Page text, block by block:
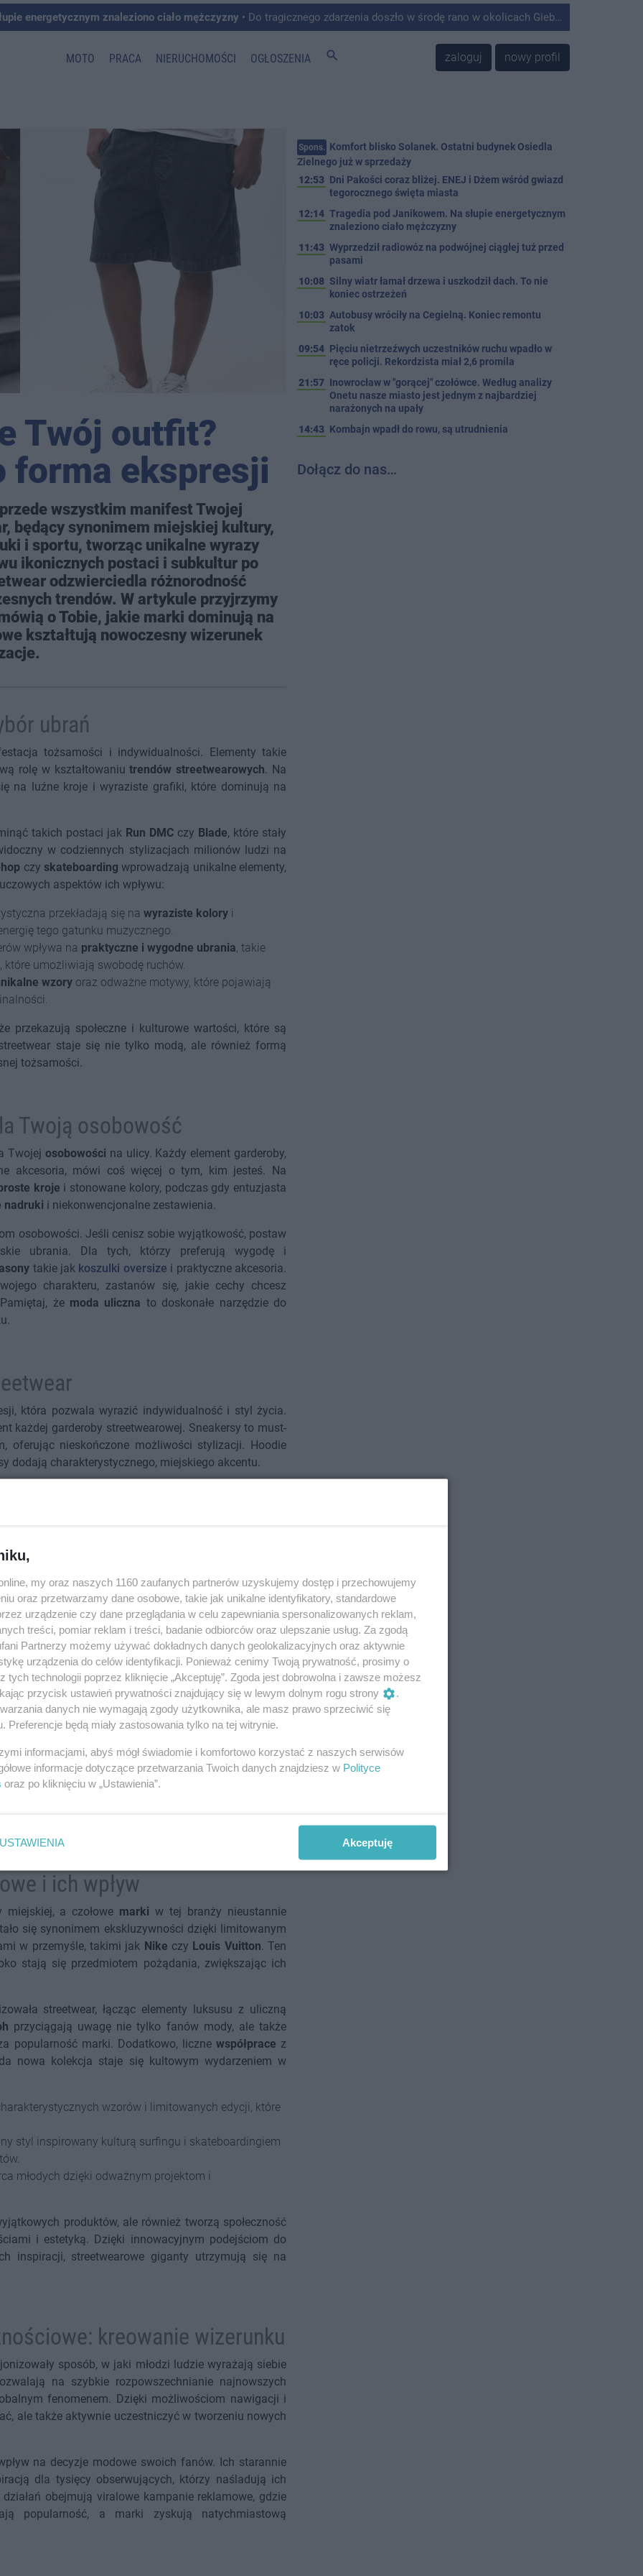
energetycznym znaleziono ciało mężczyzny • Do tragicznego zdarzenia doszło w środę rano w okolicach Giebni koło Janikowa. Wówczas na słupie energetycznym odnaleziono ciało mężczyzny.
MOTO PRACA NIERUCHOMOŚCI OGŁOSZENIA search zaloguj nowy profil
Twój outfit?
forma ekspresji
wszystkim manifest Twojej
będący synonimem miejskiej kultury,
i sportu, tworząc unikalne wyrazy
ikonicznych postaci i subkultur po
odzwierciedla różnorodność
trendów. W artykule przyjrzymy
o Tobie, jakie marki dominują na
kształtują nowoczesny wizerunek
ubrań
tożsamości i indywidualności. Elementy takie
rolę w kształtowaniutrendów streetwearowych. Na
na luźne kroje i wyraziste grafiki, które dominują na
takich postaci jak Run DMC czy Blade, które stały
w codziennych stylizacjach milionów ludzi na
czy skateboarding wprowadzają unikalne elementy,
aspektów ich wpływu:
przekładają się na wyraziste kolory i
tego gatunku muzycznego.
wpływa na praktyczne i wygodne ubrania, takie
, które umożliwiają swobodę ruchów.
wzory oraz odważne motywy, które pojawiają
przekazują społeczne i kulturowe wartości, które są
staje się nie tylko modą, ale również formą
tożsamości.
Twoją osobowość
Twojejosobowości na ulicy. Każdy element garderoby,
akcesoria, mówi coś więcej o tym, kim jesteś. Na
kroje i stonowane kolory, podczas gdy entuzjasta
nadruki i niekonwencjonalne zestawienia.
osobowości. Jeśli cenisz sobie wyjątkowość, postaw
ubrania. Dla tych, którzy preferują wygodę i
takie jak koszulki oversize i praktyczne akcesoria.
charakteru, zastanów się, jakie cechy chcesz
że moda uliczna to doskonałe narzędzie do
która pozwala wyrazić indywidualność i styl życia.
każdej garderoby streetwearowej. Sneakersy to must-
oferując nieskończone możliwości stylizacji. Hoodie
dodają charakterystycznego, miejskiego akcentu.
w detale i umiejętne łączenie poszczególnych
w białym kolorze świetnie komponują się z szarym
Alternatywnie, odważne wzory na sneakersach
i klasyczną capsę, tworząc wyrazisty, ale
Przykład
obuwie, często
Nike Air Jordan, Adidas Superstar
z kapturem,
Champion Hoodie, Supreme
Graphic Hoodie
głowy, często z
wzorem
New Era 9FORTY, Vans Snapback
streetwearowej stylizacji. Torby na ramię, biżuteria czy
wygląd, dodając mu unikalnego charakteru.
co pozwala na stworzenie autentycznego i
i ich wpływ
a czołowe marki w tej branży nieustannie
się synonimem ekskluzywności dzięki limitowanym
w przemyśle, takimi jak Nike czy Louis Vuitton. Ten
stają się przedmiotem pożądania, zwiększając ich
streetwear, łącząc elementy luksusu z uliczną
przyciągają uwagę nie tylko fanów mody, ale także
popularność marki. Dodatkowo, liczne współprace z
nowa kolekcja staje się kultowym wydarzeniem w
wzorów i limitowanych edycji, które
styl inspirowany kulturą surfingu i skateboardingiem
młodych dzięki odważnym projektom i
produktów, ale również tworzą społeczność
i estetyką. Dzięki innowacyjnym podejściom do
inspiracji, streetwearowe giganty utrzymują się na
kreowanie wizerunku
sposób, w jaki młodzi ludzie wyrażają siebie
na szybkie rozpowszechnianie najnowszych
fenomenem. Dzięki możliwościom nawigacji i
ale także aktywnie uczestniczyć w tworzeniu nowych
na decyzje modowe swoich fanów. Ich starannie
dla tysięcy obserwujących, którzy naśladują ich
obejmują viralowe kampanie reklamowe, gdzie
popularność, a marki zyskują natychmiastową
Spons. Komfort blisko Solanek. Ostatni budynek Osiedla
Zielnego już w sprzedaży
12:53 Dni Pakości coraz bliżej. ENEJ i Dżem wśród gwiazd
tegorocznego święta miasta
12:14 Tragedia pod Janikowem. Na słupie energetycznym
znaleziono ciało mężczyzny
11:43 Wyprzedził radiowóz na podwójnej ciągłej tuż przed
pasami
10:08 Silny wiatr łamał drzewa i uszkodził dach. To nie
koniec ostrzeżeń
10:03 Autobusy wróciły na Cegielną. Koniec remontu
zatok
09:54 Pięciu nietrzeźwych uczestników ruchu wpadło w
ręce policji. Rekordzista miał 2,6 promila
21:57 Inowrocław w "gorącej" czołówce. Według analizy
Onetu nasze miasto jest jednym z najbardziej
narażonych na upały
14:43 Kombajn wpadł do rowu, są utrudnienia
Dołącz do nas…
my oraz naszych 1160 zaufanych partnerów uzyskujemy dostęp i przechowujemy
oraz przetwarzamy dane osobowe, takie jak unikalne identyfikatory, standardowe
urządzenie czy dane przeglądania w celu zapewniania spersonalizowanych reklam,
treści, pomiar reklam i treści, badanie odbiorców oraz ulepszanie usług. Za zgodą
Partnerzy możemy używać dokładnych danych geolokalizacyjnych oraz aktywnie
urządzenia do celów identyfikacji. Ponieważ cenimy Twoją prywatność, prosimy o
tych technologii poprzez kliknięcie „Akceptuję”. Zgoda jest dobrowolna i zawsze możesz
przycisk ustawień prywatności znajdujący się w lewym dolnym rogu strony
.
danych nie wymagają zgody użytkownika, ale masz prawo sprzeciwić się
Preferencje będą miały zastosowania tylko na tej witrynie.
informacjami, abyś mógł świadomie i komfortowo korzystać z naszych serwisów
informacje dotyczące przetwarzania Twoich danych znajdziesz w Polityce
oraz po kliknięciu w „Ustawienia”.
USTAWIENIA Akceptuję